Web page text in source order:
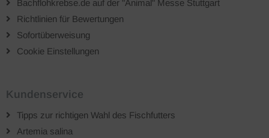
Bachflohkrebse.de auf der "Animal" Messe Stuttgart
Richtlinien für Bewertungen
Sofortüberweisung
Cookie Einstellungen
Kundenservice
Tipps zur richtigen Wahl des Fischfutters
Artemia salina